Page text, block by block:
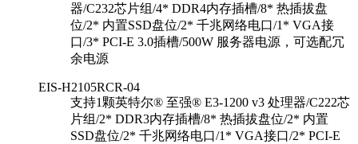
器/C232芯片组/4* DDR4内存插槽/8* 热插拔盘
位/2* 内置SSD盘位/2* 千兆网络电口/1* VGA接
口/3* PCI-E 3.0插槽/500W 服务器电源，可选配冗
余电源
EIS-H2105RCR-04
支持1颗英特尔® 至强® E3-1200 v3 处理器/C222芯
片组/2* DDR3内存插槽/8* 热插拔盘位/2* 内置
SSD盘位/2* 千兆网络电口/1* VGA接口/2* PCI-E